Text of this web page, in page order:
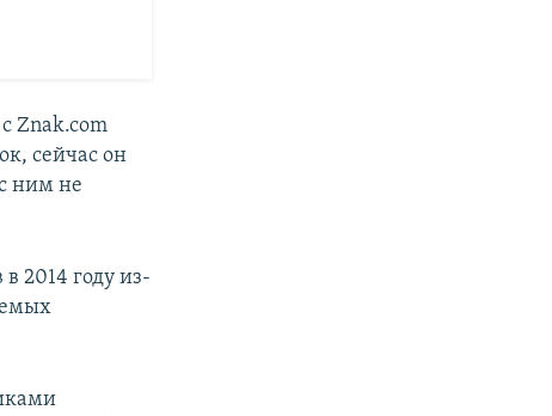
Znak.com
сейчас он
ним не
2014 году из-